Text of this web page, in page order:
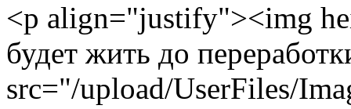
<p align="justify"><img
будет жить до
src="/upload/UserFiles/